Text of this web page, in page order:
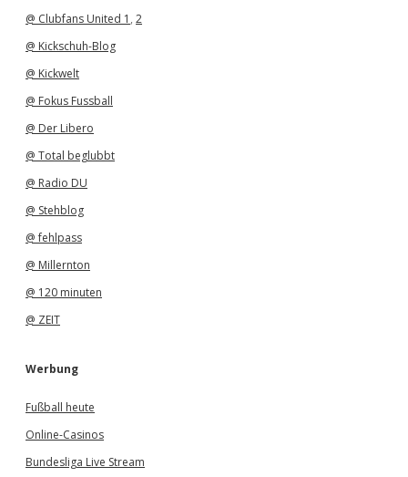
@ Clubfans United 1 , 2
@ Kickschuh-Blog
@ Kickwelt
@ Fokus Fussball
@ Der Libero
@ Total beglubbt
@ Radio DU
@ Stehblog
@ fehlpass
@ Millernton
@ 120 minuten
@ ZEIT
Werbung
Fußball heute
Online-Casinos
Bundesliga Live Stream